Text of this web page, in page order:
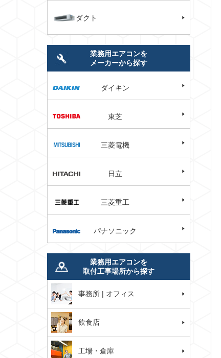
ダクト
業務用エアコンを
メーカーから探す
ダイキン
東芝
三菱電機
日立
三菱重工
パナソニック
業務用エアコンを
取付工事場所から探す
事務所 | オフィス
飲食店
工場・倉庫